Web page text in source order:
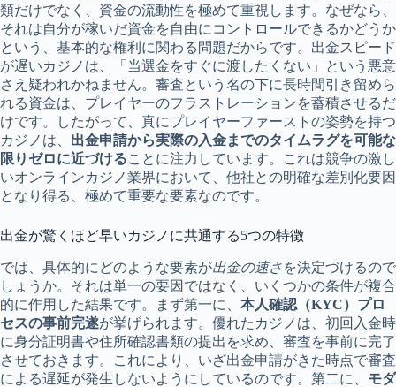
類だけでなく、資金の流動性を極めて重視します。なぜなら、
それは自分が稼いだ資金を自由にコントロールできるかどうか
という、基本的な権利に関わる問題だからです。出金スピード
が遅いカジノは、「当選金をすぐに渡したくない」という悪意
さえ疑われかねません。審査という名の下に長時間引き留めら
れる資金は、プレイヤーのフラストレーションを蓄積させるだ
けです。したがって、真にプレイヤーファーストの姿勢を持つ
カジノは、 出金申請から実際の入金までのタイムラグを可能な
限りゼロに近づけることに注力しています。これは競争の激し
いオンラインカジノ業界において、他社との明確な差別化要因
となり得る、極めて重要な要素なのです。
出金が驚くほど早いカジノに共通する5つの特徴
では、具体的にどのような要素が出金の速さを決定づけるので
しょうか。それは単一の要因ではなく、いくつかの条件が複合
的に作用した結果です。まず第一に、 本人確認（KYC）プロ
セスの事前完遂が挙げられます。優れたカジノは、初回入金時
に身分証明書や住所確認書類の提出を求め、審査を事前に完了
させておきます。これにより、いざ出金申請がきた時点で審査
による遅延が発生しないようにしているのです。第二に、 モダ